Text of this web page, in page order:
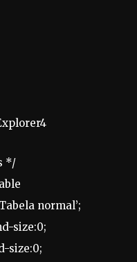
*/
normal’;
size:0;
size:0;